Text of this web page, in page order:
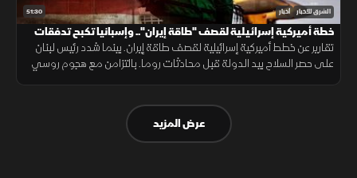
51:30 الشرق للأخبار أخبار
خطة أميركية إسرائيلية لقصف "طاقة إيران".. وإسبانيا تكبح تدفقات
المهاجرين
تقارير عن خطط أميركية إسرائيلية لقصف طاقة إيران. بينما شدد رئيس لبنان
على حصر السلاح بيد الدولة قبل محادثات روما. بالتزامن مع هجوم روسي
عرض المزيد